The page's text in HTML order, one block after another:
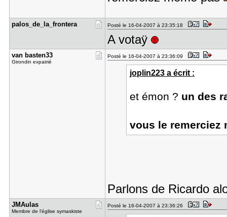
palos_de_l​a_frontera Posté le 16-04-2007 à 23:35:18
A votaÿ
van basten​33
Girondin expatrié
Posté le 16-04-2007 à 23:36:09
joplin223 a écrit :
et émon ? un des
vous le remerciez
Parlons de Ricardo
JMAulas
Membre de l'église symaskiste
Posté le 16-04-2007 à 23:36:26